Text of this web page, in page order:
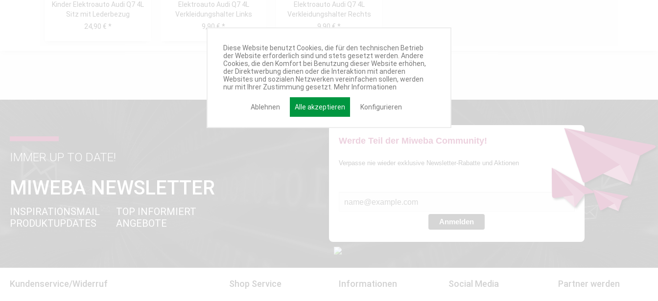
Kinder Elektroauto Audi Q7 4L
Sitz mit Lederbezug
Schwarz/Grau
24,90 € *
Elektroauto Audi Q7 4L
Verkleidungshalter Links
9,90 € *
Elektroauto Audi Q7 4L
Verkleidungshalter Rechts
9,90 € *
IMMER UP TO DATE!
MIWEBA NEWSLETTER
INSPIRATIONSMAIL
PRODUKTUPDATES
TOP INFORMIERT
ANGEBOTE
Werde Teil der Miweba Community!
Verpasse nie wieder exklusive Newsletter-Rabatte und Aktionen
Anmelden
Kundenservice/Widerruf Shop Service Informationen Social Media Partner werden
Diese Website benutzt Cookies, die für den technischen Betrieb
der Website erforderlich sind und stets gesetzt werden. Andere
Cookies, die den Komfort bei Benutzung dieser Website erhöhen,
der Direktwerbung dienen oder die Interaktion mit anderen
Websites und sozialen Netzwerken vereinfachen sollen, werden
nur mit Ihrer Zustimmung gesetzt. Mehr Informationen
Ablehnen Alle akzeptieren Konfigurieren